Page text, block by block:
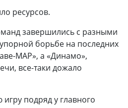
ресурсов.
завершились с разными
борьбе на последних
МАР», а «Динамо»,
все-таки дожало
подряд у главного